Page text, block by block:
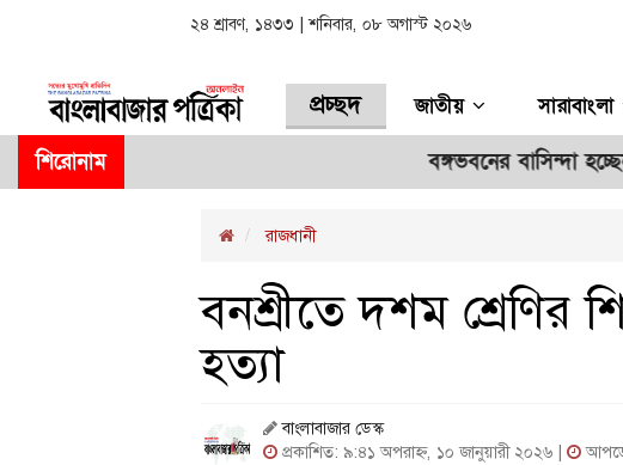
২৪ শ্রাবণ, ১৪৩৩ | শনিবার, ০৮ অগাস্ট ২০২৬
প্রচ্ছদ জাতীয় সারাবাংলা
শিরোনাম বঙ্গভবনের বাসিন্দা হচ্ছেন
রাজধানী
বনশ্রীতে দশম শ্রেণির
হত্যা
বাংলাবাজার ডেস্ক
প্রকাশিত: ৯:৪১ অপরাহ্ন, ১০ জানুয়ারী ২০২৬ |